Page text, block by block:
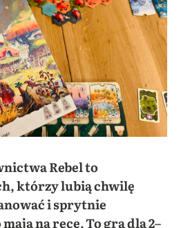
Rebel to
którzy lubią chwilę
i sprytnie
na ręce. To gra dla 2–